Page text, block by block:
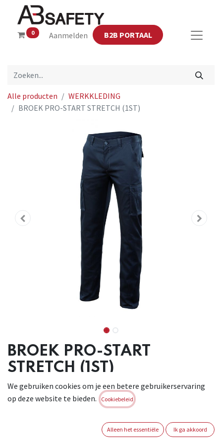
0 Aanmelden B2B PORTAAL
Alle producten
WERKKLEDING
BROEK PRO-START STRETCH (1ST)
BROEK PRO-START
STRETCH (1ST)
Stretch broek met rits aan de voorkant met knoop, naden
met contrasterende draad , elastische tailleband , dubbele
veiligheidsnaad . Zes zakken: 2 Franse zakken , 2 zakken met
dubbele inzet, omslagflappen, klittenband en handvatten
en 2 achter opgezette zakken met omslagflappen en
We gebruiken cookies om je een betere gebruikerservaring
op deze website te bieden.
Cookiebeleid
Alleen het essentiële Ik ga akkoord